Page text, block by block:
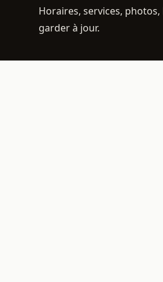
Horaires, services,
garder à jour.